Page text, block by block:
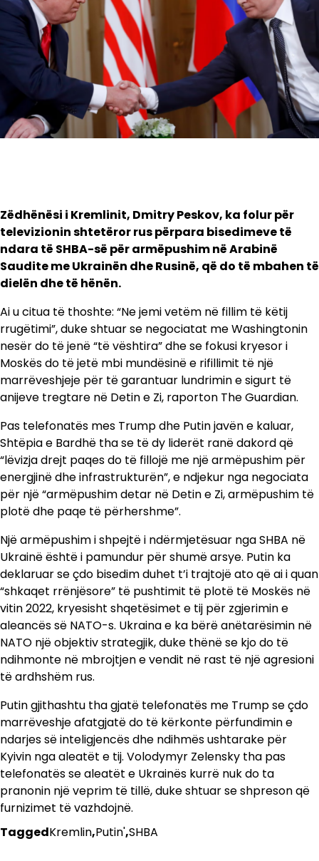
Zëdhënësi i Kremlinit, Dmitry Peskov, ka folur për
televizionin shtetëror rus përpara bisedimeve të
ndara të SHBA-së për armëpushim në Arabinë
Saudite me Ukrainën dhe Rusinë, që do të mbahen të
dielën dhe të hënën.
Ai u citua të thoshte: “Ne jemi vetëm në fillim të këtij
rrugëtimi”, duke shtuar se negociatat me Washingtonin
nesër do të jenë “të vështira” dhe se fokusi kryesor i
Moskës do të jetë mbi mundësinë e rifillimit të një
marrëveshjeje për të garantuar lundrimin e sigurt të
anijeve tregtare në Detin e Zi, raporton The Guardian.
Pas telefonatës mes Trump dhe Putin javën e kaluar,
Shtëpia e Bardhë tha se të dy liderët ranë dakord që
“lëvizja drejt paqes do të fillojë me një armëpushim për
energjinë dhe infrastrukturën”, e ndjekur nga negociata
për një “armëpushim detar në Detin e Zi, armëpushim të
plotë dhe paqe të përhershme”.
Një armëpushim i shpejtë i ndërmjetësuar nga SHBA në
Ukrainë është i pamundur për shumë arsye. Putin ka
deklaruar se çdo bisedim duhet t’i trajtojë ato që ai i quan
“shkaqet rrënjësore” të pushtimit të plotë të Moskës në
vitin 2022, kryesisht shqetësimet e tij për zgjerimin e
aleancës së NATO-s. Ukraina e ka bërë anëtarësimin në
NATO një objektiv strategjik, duke thënë se kjo do të
ndihmonte në mbrojtjen e vendit në rast të një agresioni
të ardhshëm rus.
Putin gjithashtu tha gjatë telefonatës me Trump se çdo
marrëveshje afatgjatë do të kërkonte përfundimin e
ndarjes së inteligjencës dhe ndihmës ushtarake për
Kyivin nga aleatët e tij. Volodymyr Zelensky tha pas
telefonatës se aleatët e Ukrainës kurrë nuk do ta
pranonin një veprim të tillë, duke shtuar se shpreson që
furnizimet të vazhdojnë.
TaggedKremlin,Putin',SHBA